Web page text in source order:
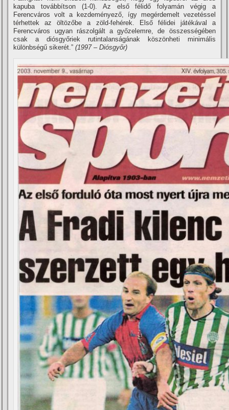
kapuba továbbí­tson (1-0). Az első félidő folyamán végig a
Ferencváros volt a kezdeményező, í­gy megérdemelt vezetéssel
térhettek az öltözőbe a zöld-fehérek. Első félidei játékával a
Ferencváros ugyan rászolgált a győzelemre, de összességében
csak a diósgyőriek rutintalanságának köszönheti minimális
különbségű sikerét.” (1997 – Diósgyőr)